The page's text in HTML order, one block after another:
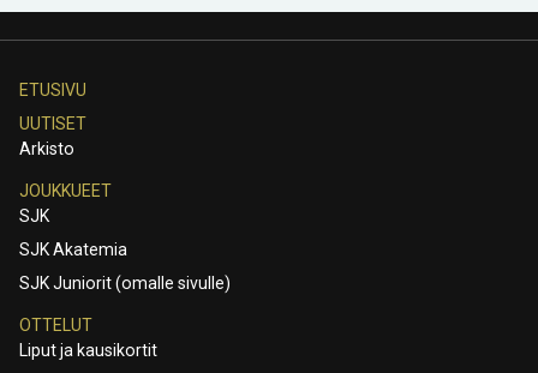
ETUSIVU
UUTISET
Arkisto
JOUKKUEET
SJK
SJK Akatemia
SJK Juniorit (omalle sivulle)
OTTELUT
Liput ja kausikortit